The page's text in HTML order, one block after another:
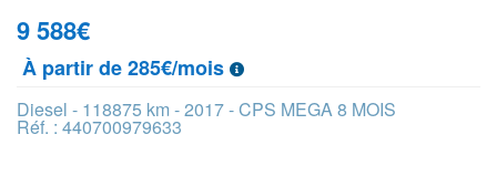
9 588€
À partir de 285€/mois
Diesel - 118875 km - 2017 - CPS MEGA 8 MOIS
Réf. : 440700979633